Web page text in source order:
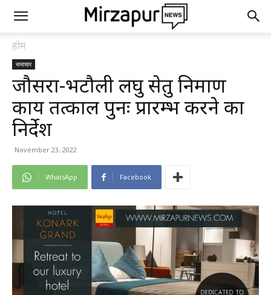
होम
समाचार
जौसरा-भटौली लघु सेतु निर्माण
कार्य तत्काल पुनः प्रारम्भ करने का
निर्देश
November 23, 2022
WhatsApp Facebook